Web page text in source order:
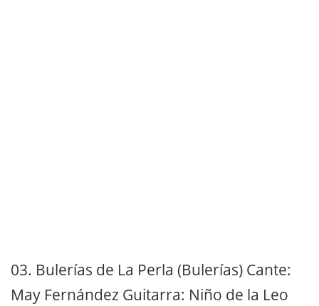
03. Bulerías de La Perla (Bulerías) Cante:
May Fernández Guitarra: Niño de la Leo